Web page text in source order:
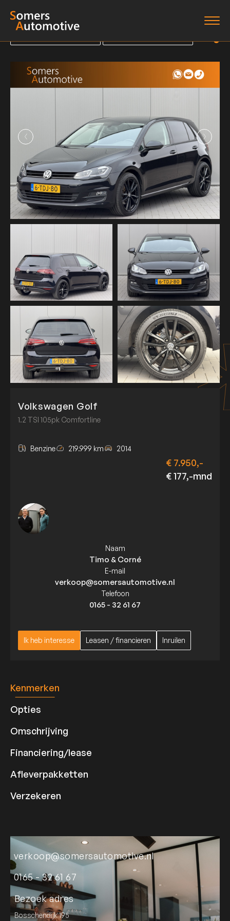
Diensten
Verkocht
Contact
Terug naar overzicht
Terug naar overzicht
Volkswagen Golf
1.2 TSI 105pk Comfortline
Benzine 219.999 km 2014
€ 7.950,-
€ 177,-mnd
Ik heb interesse
Ik heb interesse
Leasen / financieren
Leasen / financieren
Inruilen
Inruilen
Naam
Timo & Corné
E-mail
verkoop@somersautomotive.nl
Telefoon
0165 - 32 61 67
Kenmerken
Opties
Omschrijving
Financiering/lease
Afleverpakketten
Verzekeren
verkoop@somersautomotive.nl
0165 - 32 61 67
Bezoek adres
Bosschendijk 195